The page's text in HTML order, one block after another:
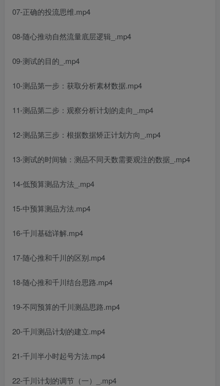
07-正确的投流思维.mp4
08-随心推动自然流量底层逻辑_.mp4
09-测试的目的_.mp4
10-测品第一步：获取分析素材数据.mp4
11-测品第二步：观察分析计划的走向_.mp4
12-测品第三步：根据数据矫正计划方向_.mp4
13-测试的时间轴：测品不同天数需要观注的数据_.mp4
14-低预算测品方法_.mp4
15-中预算测品方法.mp4
16-千川基础详解.mp4
17-随心推和千川的区别.mp4
18-随心推和千川结台思路.mp4
19-不同预算的千川测品思路.mp4
20-千川测品计划的建立.mp4
21-千川半小时起号方法.mp4
22-千川计划的调节（一）_.mp4